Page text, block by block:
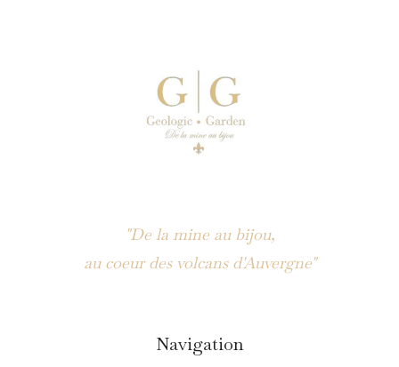
"De la mine au bijou,
au coeur des volcans d'Auvergne"
Navigation